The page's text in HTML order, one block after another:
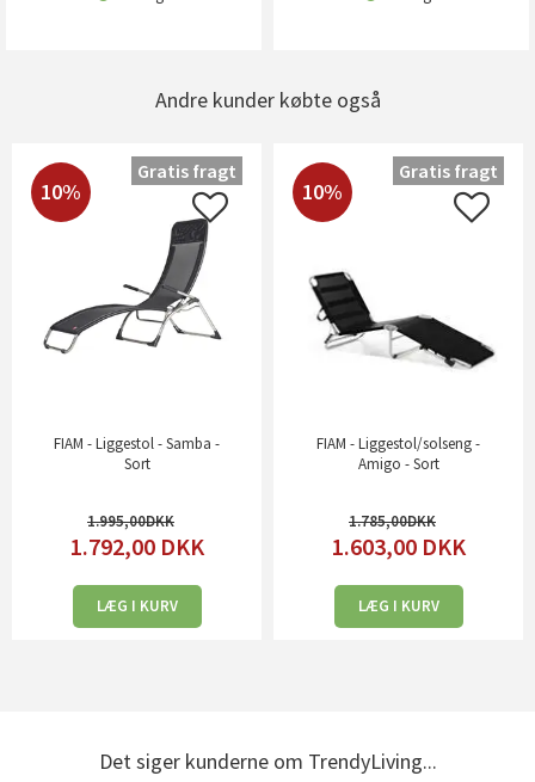
Andre kunder købte også
10%
FIAM - Liggestol - Samba -
Sort
1.995,00
1.792,00 DKK
LÆG I KURV
Gratis fragt
10%
FIAM - Liggestol/solseng -
Amigo - Sort
1.785,00
1.603,00 DKK
LÆG I KURV
Gratis fragt
Det siger kunderne om TrendyLiving...